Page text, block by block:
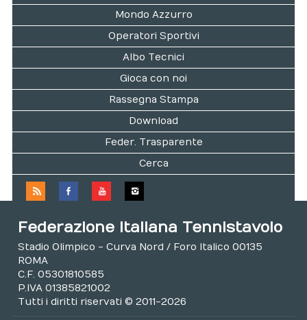
Mondo Azzurro
Operatori Sportivi
Albo Tecnici
Gioca con noi
Rassegna Stampa
Download
Feder. Trasparente
Cerca
Federazione Italiana Tennistavolo
Stadio Olimpico - Curva Nord / Foro Italico 00135
ROMA
C.F. 05301810585
P.IVA 01385821002
Tutti i diritti riservati © 2011-2026